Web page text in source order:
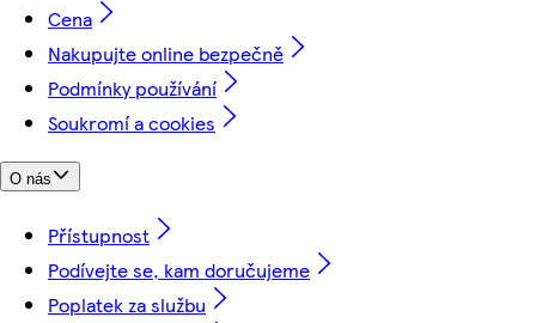
Cena
Nakupujte online bezpečně
Podmínky používání
Soukromí a cookies
O nás
Přístupnost
Podívejte se, kam doručujeme
Poplatek za službu